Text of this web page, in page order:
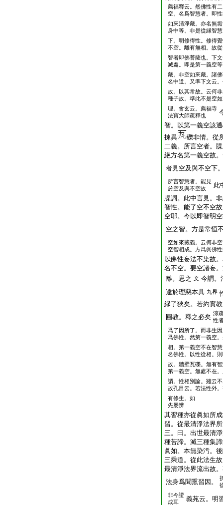
薦福釋云。然佛性有
空。名爲智慧者。即
如來清淨藏。亦名無
身中等。非是從縁智
下。明修得性。修得
不空。離有無相。故
智者即佛菩薩也。下
滅處。即是第一義空
藏。非空如來藏。諸
名中道。又準下文云
故。以其常故。云何
種子故。準此不是空
理。會玄云。薦福寺
法寶大師疏釋也
智。以第一義空該
揀異
礫非情。從
二義。所言空者。
絶方名第一義空故
者見空及與不空下
所言智慧者。能見
於空及與不空故
此
牒詞。此中言見。
智性。能了空不空
空耶。今以即智明
空之智。方是常恒
空如來藏義。云何非
空智相成。方爲眞佛
以佛性妄法不染故
名不空。要空諸妄
離。思之 文 今謂。
達於理惡本具 九界
縁了狹矣。若約實
圓教。釋之必矣 涼
性
爲了因所了。而非生
爲佛性。然第一義空
相。第一義空不在智
名佛性。以性從相。
故。牆壁瓦礫。無有
第一義空。無處不在
謂。性相別論。雖云
故孔目云。若法性外
有修生。如
先屡辨
其習種亦從眞如所
習。從最清淨法界
三。曰。出世最清
種苦諦。滅三種集
眞如。本無染汚。
三乘道。從此法生
最清淨法界流出故
法身爲聞熏習因。
非今證
成耳
義苑云。明